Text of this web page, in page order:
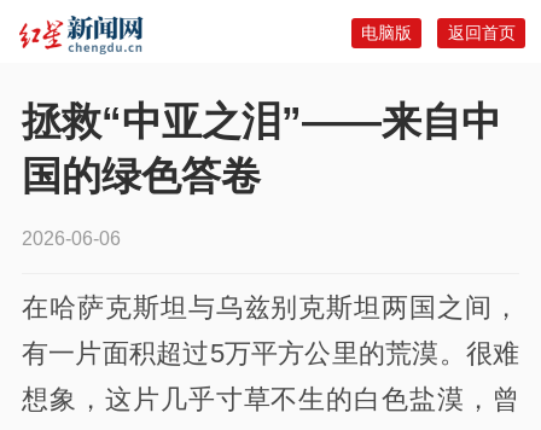
返回首页
电脑版
拯救“中亚之泪”——来自中
国的绿色答卷
2026-06-06
在哈萨克斯坦与乌兹别克斯坦两国之间，
有一片面积超过5万平方公里的荒漠。很难
想象，这片几乎寸草不生的白色盐漠，曾